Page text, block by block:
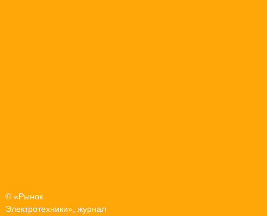
© «Рынок
Электротехники», журнал